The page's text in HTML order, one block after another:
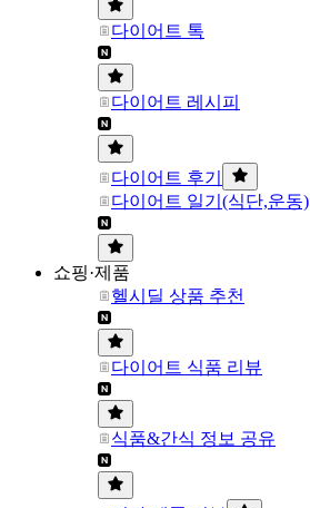
다이어트 톡
다이어트 레시피
다이어트 후기
다이어트 일기(식단,운동)
쇼핑·제품
헬시딜 상품 추천
다이어트 식품 리뷰
식품&간식 정보 공유